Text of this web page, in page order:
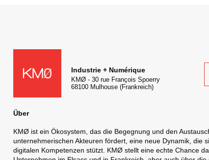
Industrie + Numérique
KMØ - 30 rue François Spoerry
68100 Mulhouse (Frankreich)
Über
KMØ ist ein Ökosystem, das die Begegnung und den
unternehmerischen Akteuren fördert, eine neue Dynamik, die
digitalen Kompetenzen stützt. KMØ stellt eine echte Chance